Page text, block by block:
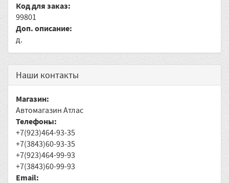
Код для заказ:
99801
Доп. описание:
д.
Наши контакты
Магазин:
Автомагазин Атлас
Телефоны:
+7(923)464-93-35
+7(3843)60-93-35
+7(923)464-99-93
+7(3843)60-99-93
Email: